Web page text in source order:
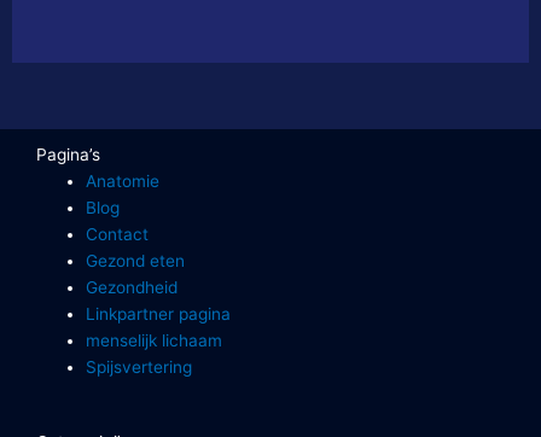
Pagina’s
Anatomie
Blog
Contact
Gezond eten
Gezondheid
Linkpartner pagina
menselijk lichaam
Spijsvertering